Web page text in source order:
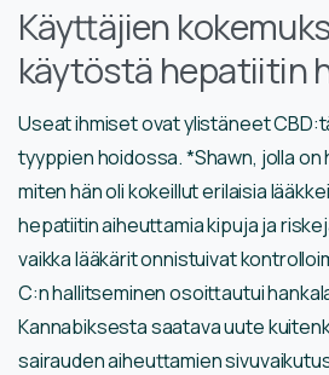
Käyttäjien
käytöstä hepatiitin
Useat ihmiset ovat ylistäneet
tyyppien hoidossa. *Shawn, jolla on
miten hän oli kokeillut erilaisia
hepatiitin aiheuttamia kipuja ja
vaikka lääkärit onnistuivat
C:n hallitseminen osoittautui
Kannabiksesta saatava uute
sairauden aiheuttamien